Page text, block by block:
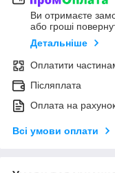
Ви отримаєте
або гроші
Детальніше
Оплатити
Післяплата
Оплата на
Всі умови оплати